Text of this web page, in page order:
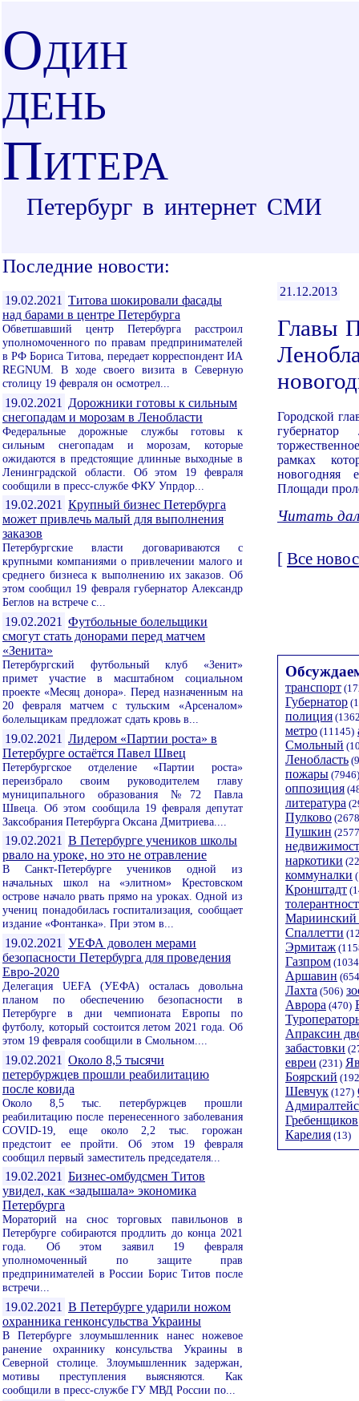
ОДИН
ДЕНЬ
ПИТЕРА
Петербург в интернет СМИ
Последние новости:
19.02.2021 Титова шокировали фасады
над барами в центре Петербурга
Обветшавший центр Петербурга расстроил
уполномоченного по правам предпринимателей
в РФ Бориса Титова, передает корреспондент ИА
REGNUM. В ходе своего визита в Северную
столицу 19 февраля он осмотрел...
19.02.2021
Дорожники готовы к сильным
снегопадам и морозам в Ленобласти
Федеральные дорожные службы готовы к
сильным снегопадам и морозам, которые
ожидаются в предстоящие длинные выходные в
Ленинградской области. Об этом 19 февраля
сообщили в пресс-службе ФКУ Упрдор...
19.02.2021 Крупный бизнес Петербурга
может привлечь малый для выполнения
заказов
Петербургские власти договариваются с
крупными компаниями о привлечении малого и
среднего бизнеса к выполнению их заказов. Об
этом сообщил 19 февраля губернатор Александр
Беглов на встрече с...
19.02.2021 Футбольные болельщики
смогут стать донорами перед матчем
«Зенита»
Петербургский футбольный клуб «Зенит»
примет участие в масштабном социальном
проекте «Месяц донора». Перед назначенным на
20 февраля матчем с тульским «Арсеналом»
болельщикам предложат сдать кровь в...
19.02.2021 Лидером «Партии роста» в
Петербурге остаётся Павел Швец
Петербургское отделение «Партии роста»
переизбрало своим руководителем главу
муниципального образования №72 Павла
Швеца. Об этом сообщила 19 февраля депутат
Заксобрания Петербурга Оксана Дмитриева....
19.02.2021 В Петербурге учеников школы
рвало на уроке, но это не отравление
В Санкт-Петербурге учеников одной из
начальных школ на «элитном» Крестовском
острове начало рвать прямо на уроках. Одной из
учениц понадобилась госпитализация, сообщает
издание «Фонтанка». При этом в...
19.02.2021 УЕФА доволен мерами
безопасности Петербурга для проведения
Евро-2020
Делегация UEFA (УЕФА) осталась довольна
планом по обеспечению безопасности в
Петербурге в дни чемпионата Европы по
футболу, который состоится летом 2021 года. Об
этом 19 февраля сообщили в Смольном....
19.02.2021 Около 8,5 тысячи
петербуржцев прошли реабилитацию
после ковида
Около 8,5 тыс. петербуржцев прошли
реабилитацию после перенесенного заболевания
COVID-19, еще около 2,2 тыс. горожан
предстоит ее пройти. Об этом 19 февраля
сообщил первый заместитель председателя...
19.02.2021 Бизнес-омбудсмен Титов
увидел, как «задышала» экономика
Петербурга
Мораторий на снос торговых павильонов в
Петербурге собираются продлить до конца 2021
года. Об этом заявил 19 февраля
уполномоченный по защите прав
предпринимателей в России Борис Титов после
встречи...
19.02.2021 В Петербурге ударили ножом
охранника генконсульства Украины
В Петербурге злоумышленник нанес ножевое
ранение охраннику консульства Украины в
Северной столице. Злоумышленник задержан,
мотивы преступления выясняются. Как
сообщили в пресс-службе ГУ МВД России по...
21.12.2013
Главы
Городской
губернатор
рамках
новогодняя
Площади
Читать
[ Все
транспорт
Губернатор
полиция
метро (11145)
Смольный
Ленобласть
пожары (7946)
оппозиция
литература
Пулково
Пушкин
наркотики
коммуналки
Кронштадт
Мариинский
Спаллетти
Эрмитаж
Газпром
Аршавин
Лахта (506)
Аврора (470)
Апраксин
забастовки
евреи (231)
Боярский
Шевчук (127)
Гребенщиков
Карелия (13)